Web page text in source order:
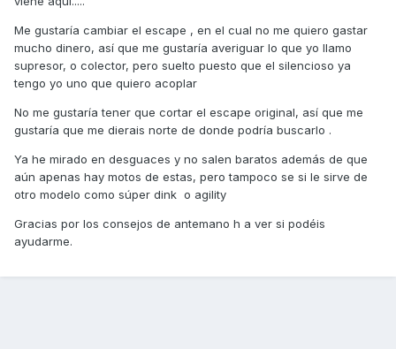
Me gustaría cambiar el escape , en el cual no me quiero gastar
mucho dinero, así que me gustaría averiguar lo que yo llamo
supresor, o colector, pero suelto puesto que el silencioso ya
tengo yo uno que quiero acoplar
No me gustaría tener que cortar el escape original, así que me
gustaría que me dierais norte de donde podría buscarlo .
Ya he mirado en desguaces y no salen baratos además de que
aún apenas hay motos de estas, pero tampoco se si le sirve de
otro modelo como súper dink o agility
Gracias por los consejos de antemano h a ver si podéis
ayudarme.